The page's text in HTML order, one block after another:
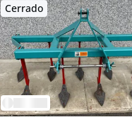
Cerrado